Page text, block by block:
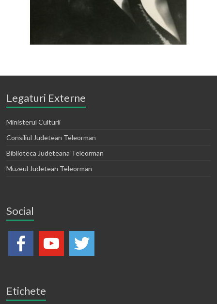
Legaturi Externe
Ministerul Culturii
Consiliul Judetean Teleorman
Biblioteca Judeteana Teleorman
Muzeul Judetean Teleorman
Social
Etichete